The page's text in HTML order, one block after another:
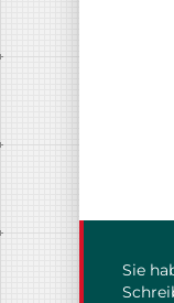
Sie